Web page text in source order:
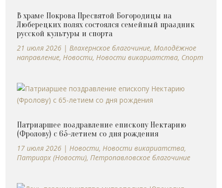
В храме Покрова Пресвятой Богородицы на
Люберецких полях состоялся семейный праздник
русской культуры и спорта
21 июля 2026 |Влахернское благочиние,Молодёжное
направление,Новости,Новости викариатства, Спорт
Патриаршее поздравление епископу Нектарию
(Фролову) с 65-летием со дня рождения
17 июля 2026 |Новости,Новости викариатства,
Патриарх (Новости),Петропавловское благочиние